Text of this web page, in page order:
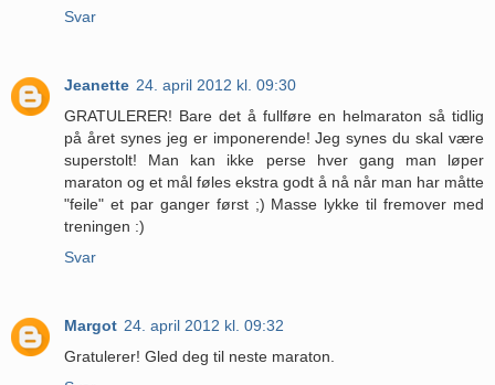
Svar
Jeanette 24. april 2012 kl. 09:30
GRATULERER! Bare det å fullføre en helmaraton så tidlig
på året synes jeg er imponerende! Jeg synes du skal være
superstolt! Man kan ikke perse hver gang man løper
maraton og et mål føles ekstra godt å nå når man har måtte
"feile" et par ganger først ;) Masse lykke til fremover med
treningen :)
Svar
Margot 24. april 2012 kl. 09:32
Gratulerer! Gled deg til neste maraton.